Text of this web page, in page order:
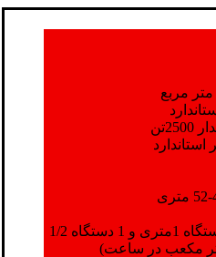
3 دستگاه بچینگ لیپهر(2دستگاه 1متری و 1 دستگاه 1/2